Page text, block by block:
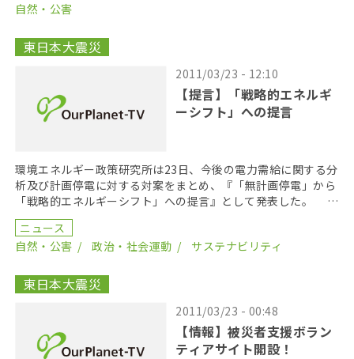
自然・公害
東日本大震災
2011/03/23 - 12:10
【提言】「戦略的エネルギ
ーシフト」への提言
環境エネルギー政策研究所は23日、今後の電力需給に関する分
析及び計画停電に対する対案をまとめ、『「無計画停電」から
「戦略的エネルギーシフト」への提言』として発表した。
2011年3月11日に発生した東北関東大地震とそ […]
ニュース
自然・公害
政治・社会運動 サステナビリティ
東日本大震災
2011/03/23 - 00:48
【情報】被災者支援ボラン
ティアサイト開設！